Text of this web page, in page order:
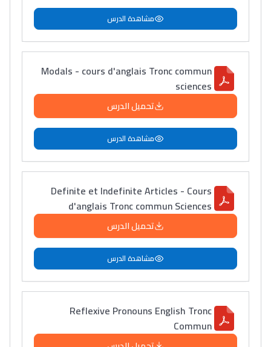
مشاهدة الدرس
Modals - cours d'anglais Tronc commun
sciences
تحميل الدرس
مشاهدة الدرس
Definite et Indefinite Articles - Cours
d'anglais Tronc commun Sciences
تحميل الدرس
مشاهدة الدرس
Reflexive Pronouns English Tronc
Commun